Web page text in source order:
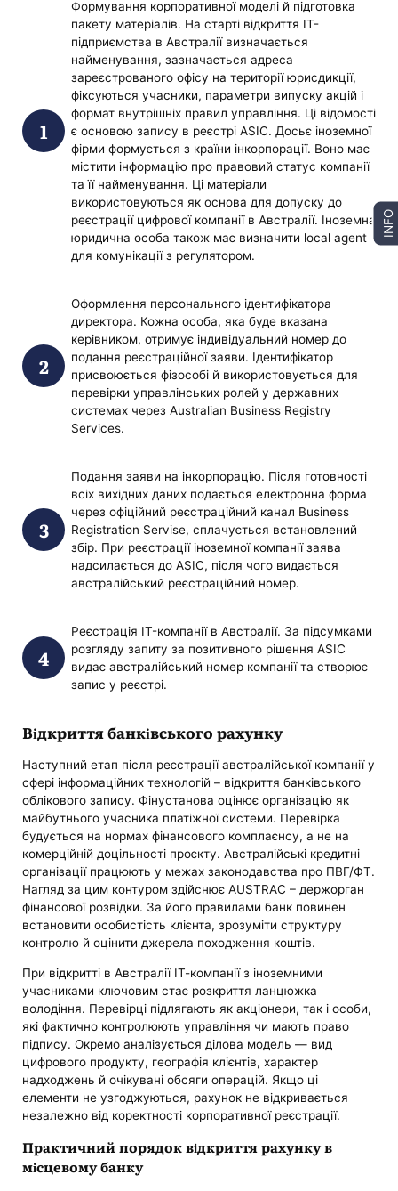
Формування корпоративної моделі й підготовка
пакету матеріалів. На старті відкриття IT-
підприємства в Австралії визначається
найменування, зазначається адреса
зареєстрованого офісу на території юрисдикції,
фіксуються учасники, параметри випуску акцій і
формат внутрішніх правил управління. Ці відомості
є основою запису в реєстрі ASIC. Досьє іноземної
фірми формується з країни інкорпорації. Воно має
містити інформацію про правовий статус компанії
та її найменування. Ці матеріали
використовуються як основа для допуску до
реєстрації цифрової компанії в Австралії. Іноземна
юридична особа також має визначити local agent
для комунікації з регулятором.
Оформлення персонального ідентифікатора
директора. Кожна особа, яка буде вказана
керівником, отримує індивідуальний номер до
подання реєстраційної заяви. Ідентифікатор
присвоюється фізособі й використовується для
перевірки управлінських ролей у державних
системах через Australian Business Registry
Services.
Подання заяви на інкорпорацію. Після готовності
всіх вихідних даних подається електронна форма
через офіційний реєстраційний канал Business
Registration Servise, сплачується встановлений
збір. При реєстрації іноземної компанії заява
надсилається до ASIC, після чого видається
австралійський реєстраційний номер.
Реєстрація IT-компанії в Австралії. За підсумками
розгляду запиту за позитивного рішення ASIC
видає австралійський номер компанії та створює
запис у реєстрі.
Відкриття банківського рахунку
Наступний етап після реєстрації австралійської компанії у
сфері інформаційних технологій – відкриття банківського
облікового запису. Фінустанова оцінює організацію як
майбутнього учасника платіжної системи. Перевірка
будується на нормах фінансового комплаєнсу, а не на
комерційній доцільності проєкту. Австралійські кредитні
організації працюють у межах законодавства про ПВГ/ФТ.
Нагляд за цим контуром здійснює AUSTRAC – держорган
фінансової розвідки. За його правилами банк повинен
встановити особистість клієнта, зрозуміти структуру
контролю й оцінити джерела походження коштів.
При відкритті в Австралії ІТ-компанії з іноземними
учасниками ключовим стає розкриття ланцюжка
володіння. Перевірці підлягають як акціонери, так і особи,
які фактично контролюють управління чи мають право
підпису. Окремо аналізується ділова модель — вид
цифрового продукту, географія клієнтів, характер
надходжень й очікувані обсяги операцій. Якщо ці
елементи не узгоджуються, рахунок не відкривається
незалежно від коректності корпоративної реєстрації.
Практичний порядок відкриття рахунку в
місцевому банку
INFO